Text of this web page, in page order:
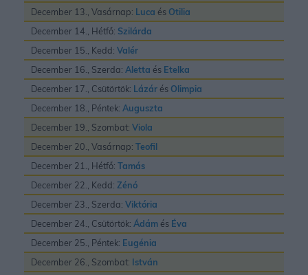
December 13., Vasárnap: Luca és Otilia
December 14., Hétfő: Szilárda
December 15., Kedd: Valér
December 16., Szerda: Aletta és Etelka
December 17., Csütörtök: Lázár és Olimpia
December 18., Péntek: Auguszta
December 19., Szombat: Viola
December 20., Vasárnap: Teofil
December 21., Hétfő: Tamás
December 22., Kedd: Zénó
December 23., Szerda: Viktória
December 24., Csütörtök: Ádám és Éva
December 25., Péntek: Eugénia
December 26., Szombat: István